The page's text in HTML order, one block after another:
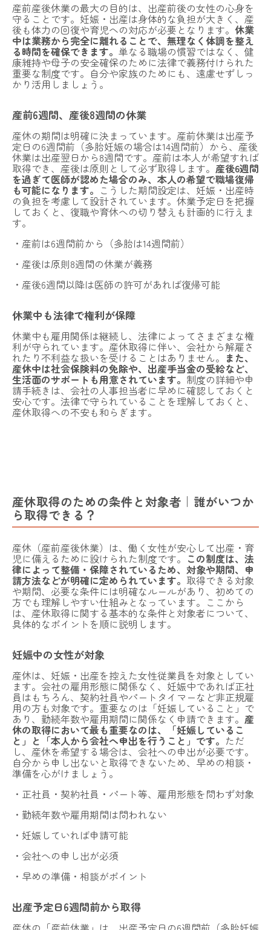
NOALONとは
法人向けプラン
運営会社 採用情報 利用規約プライバシーポリシー
特定商取引法に基づく表記
今すぐLINEで予約する
産前産後休業の最大の目的は、出産前後の女性の心身を
守ることです。妊娠・出産は身体的な負担が大きく、産
後も体力の回復や育児への対応が必要となります。 休業
中は業務から完全に離れることで、無理なく体調を整え
る時間を確保できます。 単なる職場の慣習ではなく、健
康維持や母子の安全確保のために法律で義務付けられた
重要な制度です。自分や家族のためにも、遠慮せずしっ
かり活用しましょう。
産前6週間、産後8週間の休業
産休の期間は明確に決まっています。産前休業は出産予
定日の6週間前（多胎妊娠の場合は14週間前）から、産後
休業は出産翌日から8週間です。産前は本人が希望すれば
取得でき、産後は原則として必ず取得します。 産後6週間
を過ぎて医師が認めた場合のみ、本人の希望で職場復帰
も可能になります。 こうした期間設定は、妊娠・出産時
の負担を考慮して設計されています。休業予定日を把握
しておくと、復職や育休への切り替えも計画的に行えま
す。
・産前は6週間前から（多胎は14週間前）
・産後は原則8週間の休業が義務
・産後6週間以降は医師の許可があれば復帰可能
休業中も法律で権利が保障
休業中も雇用関係は継続し、法律によってさまざまな権
利が守られています。産休取得に伴い、会社から解雇さ
れたり不利益な扱いを受けることはありません。 また、
産休中は社会保険料の免除や、出産手当金の受給など、
生活面のサポートも用意されています。 制度の詳細や申
請手続きは、会社の人事担当者に早めに確認しておくと
安心です。法律で守られていることを理解しておくと、
産休取得への不安も和らぎます。
産休取得のための条件と対象者｜誰がいつか
ら取得できる？
産休（産前産後休業）は、働く女性が安心して出産・育
児に備えるために設けられた制度です。 この制度は、法
律によって整備・保障されているため、対象や期間、申
請方法などが明確に定められています。 取得できる対象
や期間、必要な条件には明確なルールがあり、初めての
方でも理解しやすい仕組みとなっています。ここから
は、産休取得に関する基本的な条件と対象者について、
具体的なポイントを順に説明します。
妊娠中の女性が対象
産休は、妊娠・出産を控えた女性従業員を対象としてい
ます。会社の雇用形態に関係なく、妊娠中であれば正社
員はもちろん、契約社員やパートタイマーなど非正規雇
用の方も対象です。重要なのは「妊娠していること」で
あり、勤続年数や雇用期間に関係なく申請できます。 産
休の取得において最も重要なのは、「妊娠しているこ
と」と「本人から会社へ申出を行うこと」です。 ただ
し、産休を希望する場合は、会社への申出が必要です。
自分から申し出ないと取得できないため、早めの相談・
準備を心がけましょう。
・正社員・契約社員・パート等、雇用形態を問わず対象
・勤続年数や雇用期間は問われない
・妊娠していれば申請可能
・会社への申し出が必須
・早めの準備・相談がポイント
出産予定日6週間前から取得